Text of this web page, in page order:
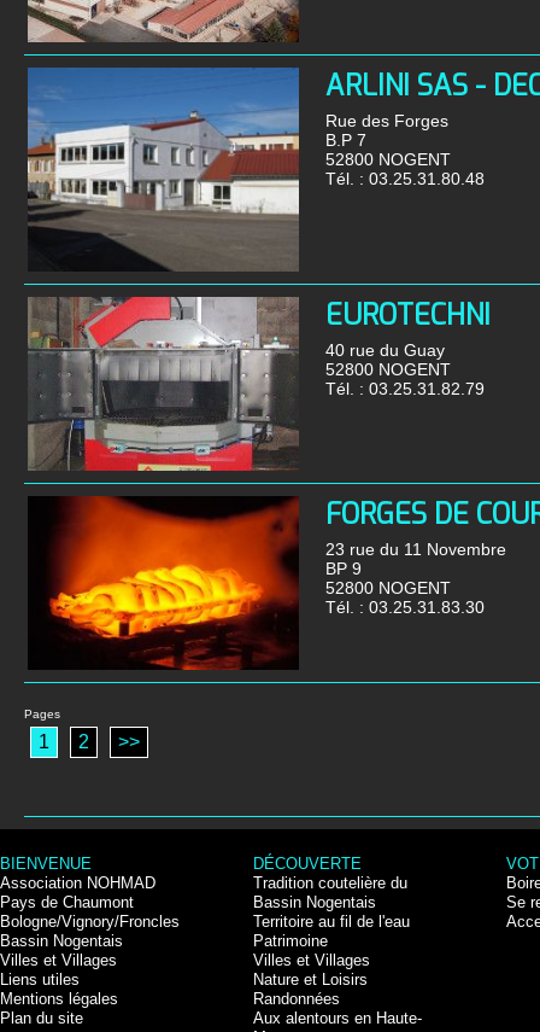
ARLINI SAS -
Rue des Forges
B.P 7
52800 NOGENT
Tél. : 03.25.31.80.48
EUROTECHNI
40 rue du Guay
52800 NOGENT
Tél. : 03.25.31.82.79
FORGES DE
23 rue du 11 Novembre
BP 9
52800 NOGENT
Tél. : 03.25.31.83.30
Pages
1 2 >>
BIENVENUE
Association NOHMAD
Pays de Chaumont
Bologne/Vignory/Froncles
Bassin Nogentais
Villes et Villages
Liens utiles
Mentions légales
Plan du site
DÉCOUVERTE
Tradition coutelière du
Bassin Nogentais
Territoire au fil de l'eau
Patrimoine
Villes et Villages
Nature et Loisirs
Randonnées
Aux alentours en Haute-
Se